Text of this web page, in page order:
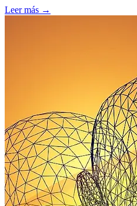
Leer más →